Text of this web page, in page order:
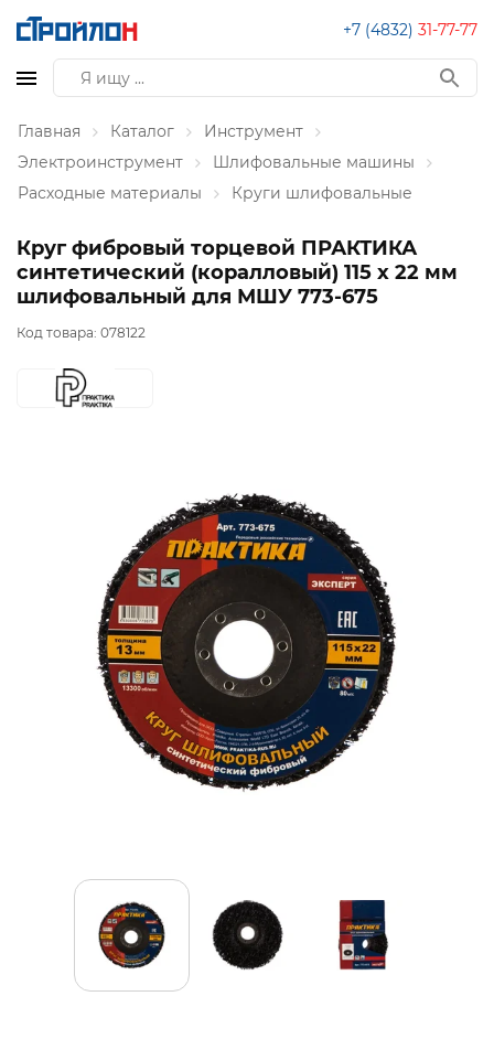
+7 (4832) 31-77-77
Главная Каталог
Инструмент
Электроинструмент
Шлифовальные машины
Расходные материалы
Круги шлифовальные
Круг фибровый торцевой ПРАКТИКА
синтетический (коралловый) 115 x 22 мм
шлифовальный для МШУ 773-675
Код товара: 078122